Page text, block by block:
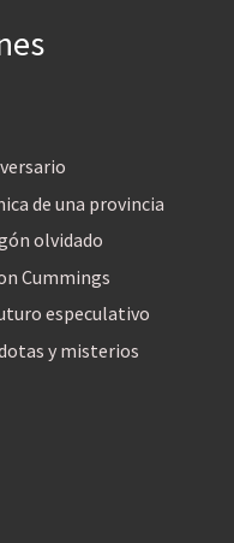
de una provincia
olvidado
Cummings
especulativo
y misterios